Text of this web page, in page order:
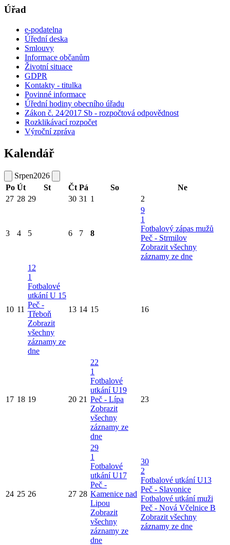
Úřad
e-podatelna
Úřední deska
Smlouvy
Informace občanům
Životní situace
GDPR
Kontakty - titulka
Povinné informace
Úřední hodiny obecního úřadu
Zákon č. 24⁄2017 Sb - rozpočtová odpovědnost
Rozklikávací rozpočet
Výroční zpráva
Kalendář
Srpen2026
Po Út St Čt Pá So
Ne
27 28 29 30 31 1 2
3 4 5 6 7 8
9
1
Fotbalový zápas mužů
Peč - Strmilov
Zobrazit všechny
záznamy ze dne
10 11
12
1
Fotbalové
utkání U 15
Peč -
Třeboň
Zobrazit
všechny
záznamy ze
dne
13 14 15 16
17 18 19 20 21
22
1
Fotbalové
utkání U19
Peč - Lípa
Zobrazit
všechny
záznamy ze
dne
23
24 25 26 27 28
29
1
Fotbalové
utkání U17
Peč -
Kamenice nad
Lipou
Zobrazit
všechny
záznamy ze
dne
30
2
Fotbalové utkání U13
Peč - Slavonice
Fotbalové utkání muži
Peč - Nová Včelnice B
Zobrazit všechny
záznamy ze dne